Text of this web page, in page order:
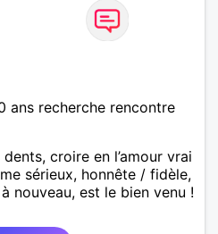
ans recherche rencontre
croire en l’amour vrai
sérieux, honnête / fidèle,
nouveau, est le bien venu !